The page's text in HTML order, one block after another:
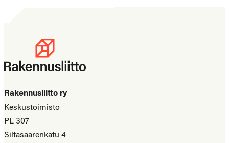
Rakennusliitto ry
Keskustoimisto
PL 307
Siltasaarenkatu 4